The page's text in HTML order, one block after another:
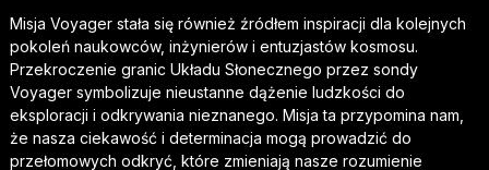
Misja Voyager stała się również źródłem inspiracji dla kolejnych
pokoleń naukowców, inżynierów i entuzjastów kosmosu.
Przekroczenie granic Układu Słonecznego przez sondy
Voyager symbolizuje nieustanne dążenie ludzkości do
eksploracji i odkrywania nieznanego. Misja ta przypomina nam,
że nasza ciekawość i determinacja mogą prowadzić do
przełomowych odkryć, które zmieniają nasze rozumienie